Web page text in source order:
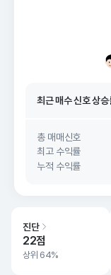
총 매매신호
최고 수익률
누적 수익률
진단
22점
상위 64%